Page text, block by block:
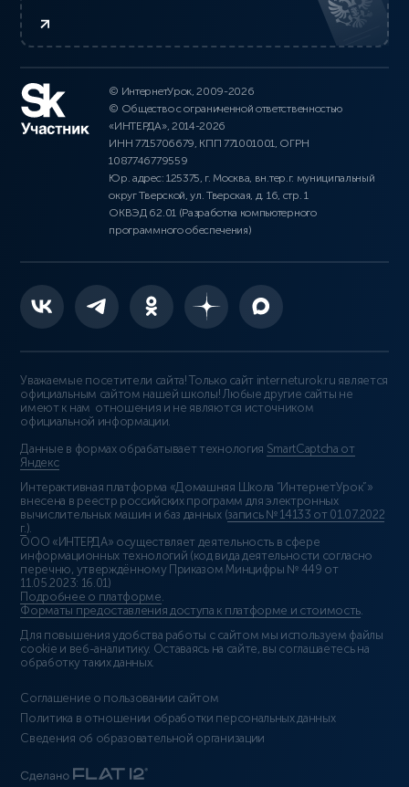
© ИнтернетУрок, 2009-2026
© Общество с ограниченной ответственностью
«ИНТЕРДА», 2014-2026
ИНН 7715706679, КПП 771001001, ОГРН
1087746779559
Юр. адрес: 125375, г. Москва, вн.тер.г. муниципальный
округ Тверской, ул. Тверская, д. 16, стр. 1
ОКВЭД 62.01 (Разработка компьютерного
программного обеспечения)
Уважаемые посетители сайта! Только сайт interneturok.ru является
официальным сайтом нашей школы! Любые другие сайты не
имеют к нам отношения и не являются источником
официальной информации.
Данные в формах обрабатывает технология SmartCaptcha от
Яндекс
Интерактивная платформа «Домашняя Школа “ИнтернетУрок”»
внесена в реестр российских программ для электронных
вычислительных машин и баз данных (запись № 14133 от 01.07.2022
г.).
ООО «ИНТЕРДА» осуществляет деятельность в сфере
информационных технологий (код вида деятельности согласно
перечню, утверждённому Приказом Минцифры № 449 от
11.05.2023: 16.01)
Подробнее о платформе.
Форматы предоставления доступа к платформе и стоимость.
Для повышения удобства работы с сайтом мы используем файлы
cookie и веб-аналитику. Оставаясь на сайте, вы соглашаетесь на
обработку таких данных.
Соглашение о пользовании сайтом
Политика в отношении обработки персональных данных
Сведения об образовательной организации